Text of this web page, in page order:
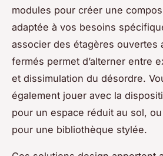
modules pour créer une
adaptée à vos besoins
associer des étagères ouvertes
fermés permet d’alterner entre
et dissimulation du désordre.
également jouer avec la
pour un espace réduit au sol, ou
pour une bibliothèque stylée.